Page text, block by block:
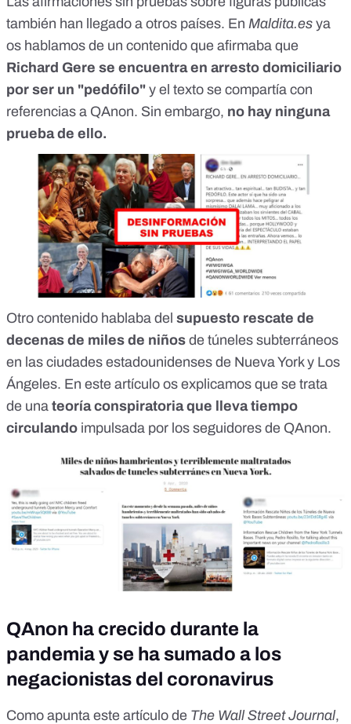
también han llegado a otros países. En Maldita.es ya
os hablamos de un contenido que afirmaba que
Richard Gere se encuentra en arresto domiciliario
por ser un "pedófilo" y el texto se compartía con
referencias a QAnon. Sin embargo, no hay ninguna
prueba de ello.
Otro contenido hablaba del supuesto rescate de
decenas de miles de niños de túneles subterráneos
en las ciudades estadounidenses de Nueva York y Los
Ángeles. En este artículo os explicamos que se trata
de una teoría conspiratoria que lleva tiempo
circulando impulsada por los seguidores de QAnon.
QAnon ha crecido durante la
pandemia y se ha sumado a los
negacionistas del coronavirus
Como apunta este artículo de The Wall Street Journal,